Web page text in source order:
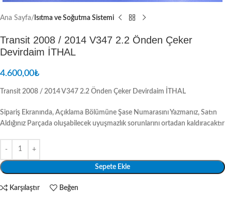
Ana Sayfa Isıtma ve Soğutma Sistemi
Transit 2008 / 2014 V347 2.2 Önden Çeker
Devirdaim İTHAL
4.600,00₺
Transit 2008 / 2014 V347 2.2 Önden Çeker Devirdaim İTHAL
Sipariş Ekranında, Açıklama Bölümüne Şase Numarasını Yazmanız, Satın
Aldığınız Parçada oluşabilecek uyuşmazlık sorunlarını ortadan kaldıracaktır
Sepete Ekle
Karşılaştır Beğen